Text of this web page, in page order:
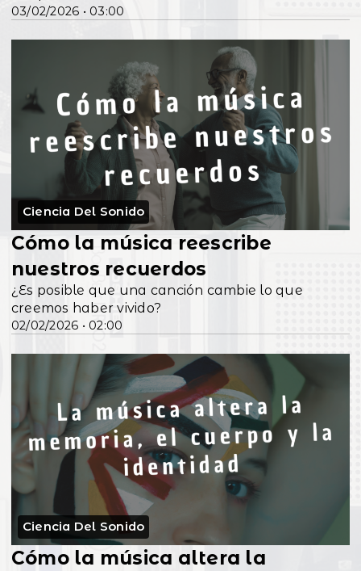
03/02/2026 • 03:00
Ciencia Del Sonido
02/02/2026 • 02:00
Cómo la música reescribe
nuestros recuerdos
¿Es posible que una canción cambie lo que
creemos haber vivido?
Ciencia Del Sonido
Cómo la música altera la